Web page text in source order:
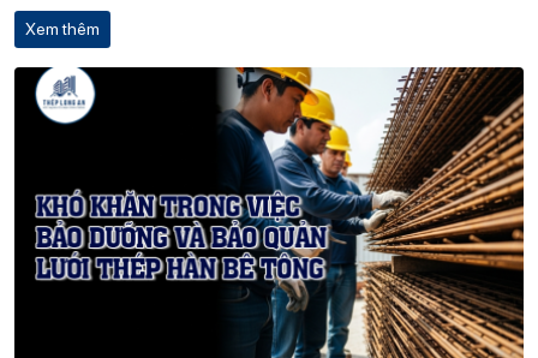
rất nghiêm trọng – từ rạn nứt kết cấu cho đến sập đổ toàn phần.
Xem thêm